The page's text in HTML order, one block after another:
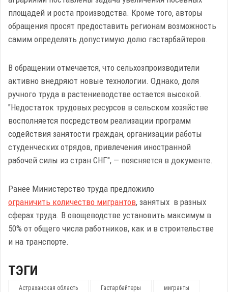
площадей и роста производства. Кроме того, авторы
обращения просят предоставить регионам возможность
самим определять допустимую долю гастарбайтеров.
В обращении отмечается, что сельхозпроизводители
активно внедряют новые технологии. Однако, доля
ручного труда в растениеводстве остается высокой.
"Недостаток трудовых ресурсов в сельском хозяйстве
восполняется посредством реализации программ
содействия занятости граждан, организации работы
студенческих отрядов, привлечения иностранной
рабочей силы из стран СНГ", — поясняется в документе.
Ранее Министерство труда предложило
ограничить количество мигрантов, занятых в разных
сферах труда. В овощеводстве установить максимум в
50% от общего числа работников, как и в строительстве
и на транспорте.
ТЭГИ
Астраханская область Гастарбайтеры мигранты